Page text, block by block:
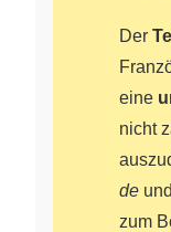
Der
eine
nicht
de
zum